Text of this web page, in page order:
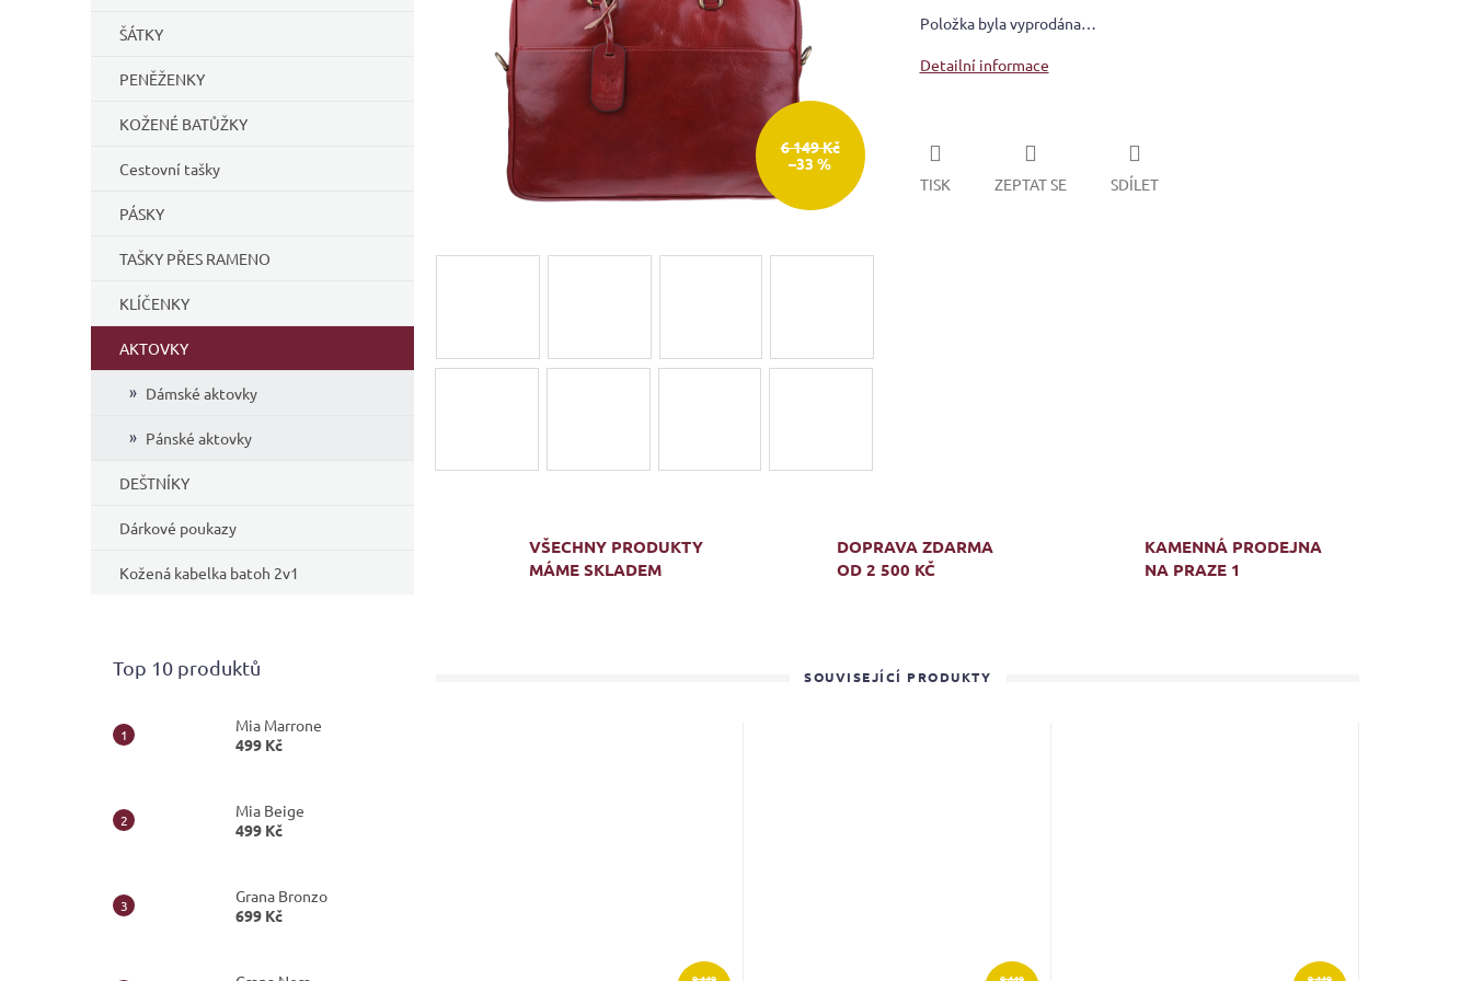
ŠÁTKY
PENĚŽENKY
KOŽENÉ BATŮŽKY
Cestovní tašky
PÁSKY
TAŠKY PŘES RAMENO
KLÍČENKY
AKTOVKY
Dámské aktovky
Pánské aktovky
DEŠTNÍKY
Dárkové poukazy
Kožená kabelka batoh 2v1
Top 10 produktů
Mia Marrone
499 Kč
Mia Beige
499 Kč
Grana Bronzo
699 Kč
6 149 Kč
–33 %
Položka byla vyprodána…
Detailní informace
TISK ZEPTAT SE SDÍLET
VŠECHNY PRODUKTY
MÁME SKLADEM
DOPRAVA ZDARMA
OD 2 500 KČ
KAMENNÁ PRODEJNA
NA PRAZE 1
SOUVISEJÍCÍ PRODUKTY